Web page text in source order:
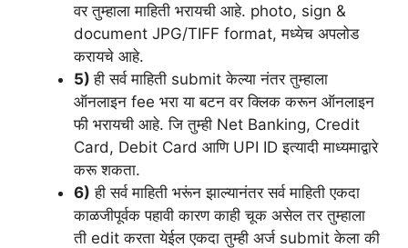
वर तुम्हाला माहिती भरायची आहे. photo, sign &
document JPG/TIFF format, मध्येच अपलोड
करायचे आहे.
5)ही सर्व माहिती submit केल्या नंतर तुम्हाला
ऑनलाइन fee भरा या बटन वर क्लिक करून ऑनलाइन
फी भरायची आहे. जि तुम्ही Net Banking, Credit
Card, Debit Card आणि UPI ID इत्यादी माध्यमाद्वारे
करू शकता.
6) ही सर्व माहिती भरूंन झाल्यानंतर सर्व माहिती एकदा
काळजीपूर्वक पहावी कारण काही चूक असेल तर तुम्हाला
ती edit करता येईल एकदा तुम्ही अर्ज submit केला की